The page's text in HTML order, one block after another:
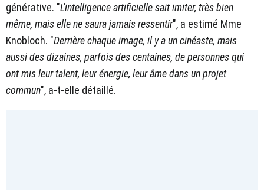
générative. "L'intelligence artificielle sait imiter, très bien
même, mais elle ne saura jamais ressentir", a estimé Mme
Knobloch. "Derrière chaque image, il y a un cinéaste, mais
aussi des dizaines, parfois des centaines, de personnes qui
ont mis leur talent, leur énergie, leur âme dans un projet
commun", a-t-elle détaillé.